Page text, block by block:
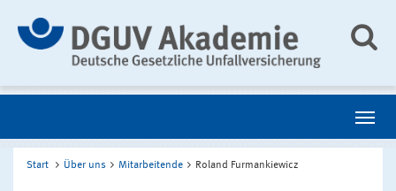
Start Über uns Mitarbeitende Roland Furmankiewicz